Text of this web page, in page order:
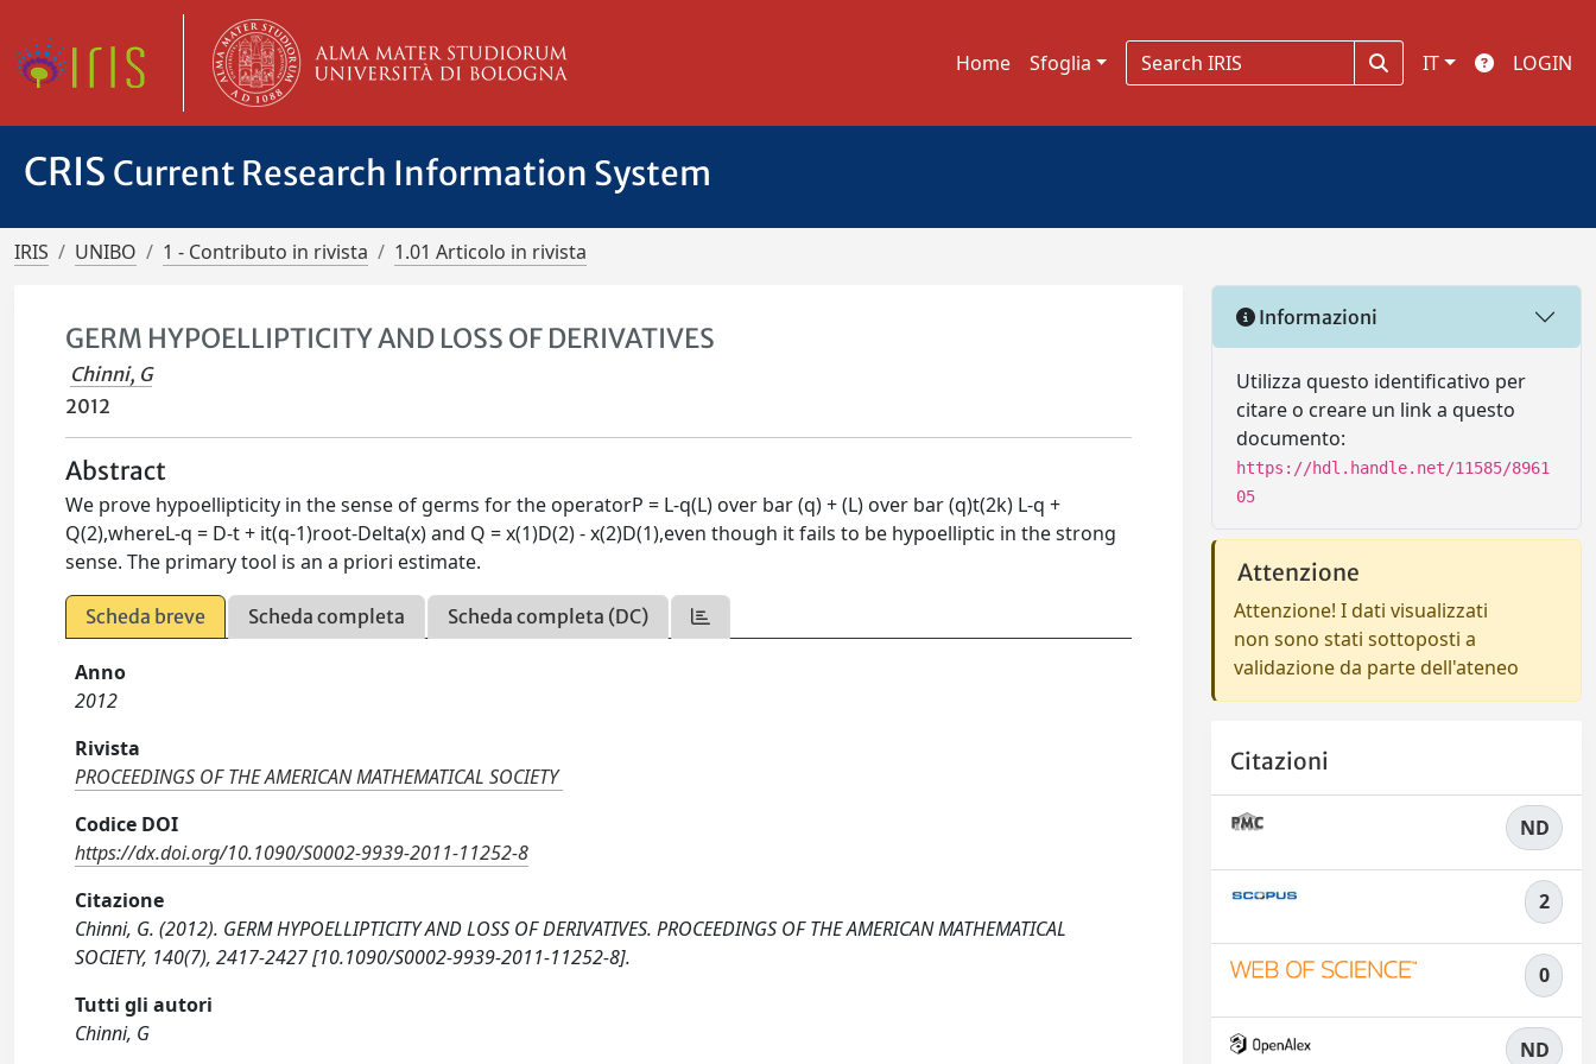
Home Sfoglia IT LOGIN
CRIS Current Research Information System
IRIS UNIBO 1 - Contributo in rivista 1.01 Articolo in rivista
GERM HYPOELLIPTICITY AND LOSS OF DERIVATIVES
Chinni, G
2012
Abstract
We prove hypoellipticity in the sense of germs for the operatorP = L-q(L) over bar (q) + (L) over bar (q)t(2k) L-q +
Q(2),whereL-q = D-t + it(q-1)root-Delta(x) and Q = x(1)D(2) - x(2)D(1),even though it fails to be hypoelliptic in the strong
sense. The primary tool is an a priori estimate.
Scheda breve Scheda completa Scheda completa (DC)
Anno
2012
Rivista
PROCEEDINGS OF THE AMERICAN MATHEMATICAL SOCIETY
Codice DOI
https://dx.doi.org/10.1090/S0002-9939-2011-11252-8
Citazione
Chinni, G. (2012). GERM HYPOELLIPTICITY AND LOSS OF DERIVATIVES. PROCEEDINGS OF THE AMERICAN MATHEMATICAL
SOCIETY, 140(7), 2417-2427 [10.1090/S0002-9939-2011-11252-8].
Tutti gli autori
Chinni, G
Informazioni
Utilizza questo identificativo per
citare o creare un link a questo
documento:
https://hdl.handle.net/11585/8961
05
Attenzione
Attenzione! I dati visualizzati
non sono stati sottoposti a
validazione da parte dell'ateneo
Citazioni
ND
2
0
ND